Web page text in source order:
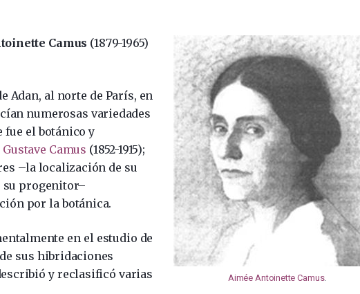
Aimée Antoinette Camus.
Camus (1879-1965)
Adan, al norte de París, en
numerosas variedades
fue el botánico y
Camus (1852-1915);
–la localización de su
su progenitor–
por la botánica.
en el estudio de
sus hibridaciones
y reclasificó varias